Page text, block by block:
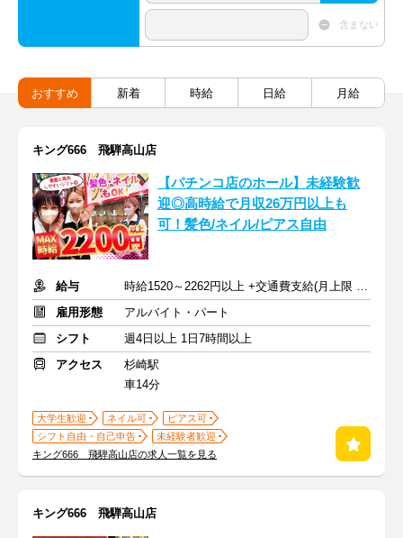
含まない
おすすめ 新着 時給 日給 月給
キング666 飛騨高山店
【パチンコ店のホール】未経験歓
迎◎高時給で月収26万円以上も
可！髪色/ネイル/ピアス自由
給与
時給1520～2262円以上 +交通費支給(月上限 2万円)
雇用形態
アルバイト・パート
シフト
週4日以上 1日7時間以上
アクセス
杉崎駅
車14分
大学生歓迎 ネイル可
ピアス可
シフト自由・自己申告
未経験者歓迎
キング666 飛騨高山店の求人一覧を見る
キング666 飛騨高山店